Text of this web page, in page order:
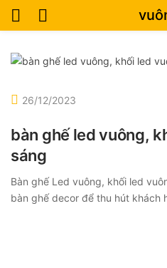
26/12/2023
bàn ghế led vuông,
sáng
Bàn ghế Led vuông, khối led
bàn ghế decor để thu hút khách